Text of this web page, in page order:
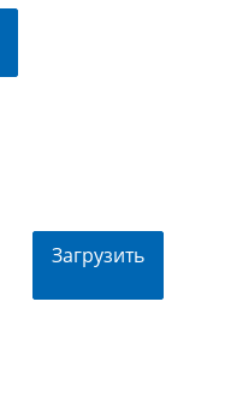
Загрузить